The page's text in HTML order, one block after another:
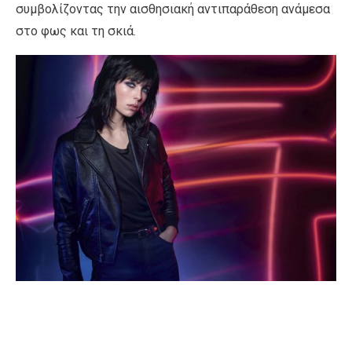
συμβολίζοντας την αισθησιακή αντιπαράθεση ανάμεσα
στο φως και τη σκιά.